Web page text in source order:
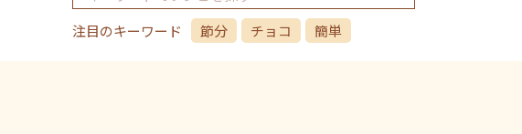
注目のキーワード 節分 チョコ 簡単